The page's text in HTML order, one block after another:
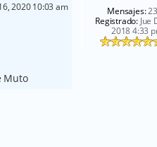
Mensajes:
Registrado:Jue
2018 4:33
2020 10:03 am
Muto